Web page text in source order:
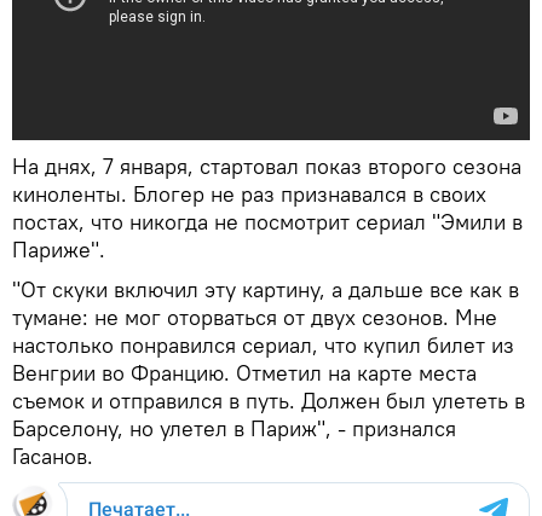
На днях, 7 января, стартовал показ второго сезона
киноленты. Блогер не раз признавался в своих
постах, что никогда не посмотрит сериал "Эмили в
Париже".
"От скуки включил эту картину, а дальше все как в
тумане: не мог оторваться от двух сезонов. Мне
настолько понравился сериал, что купил билет из
Венгрии во Францию. Отметил на карте места
съемок и отправился в путь. Должен был улететь в
Барселону, но улетел в Париж", - признался
Гасанов.